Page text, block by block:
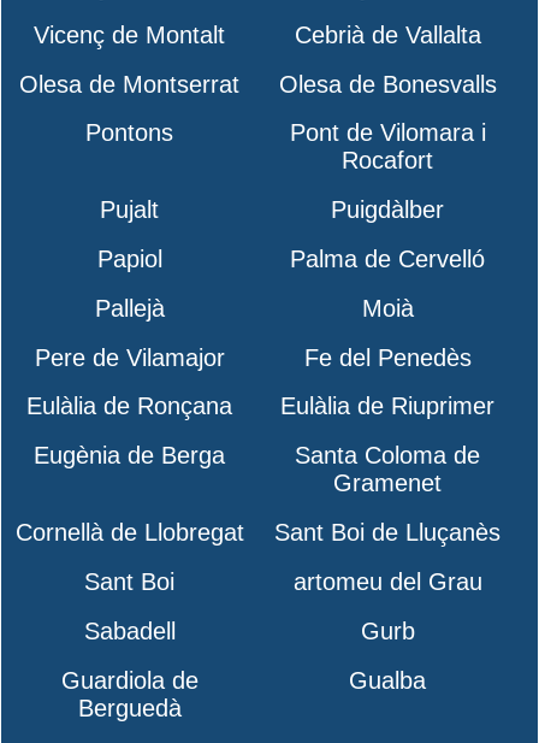
Vicenç de Montalt
Cebrià de Vallalta
Olesa de Montserrat
Olesa de Bonesvalls
Pontons
Pont de Vilomara i
Rocafort
Pujalt
Puigdàlber
Papiol
Palma de Cervelló
Pallejà
Moià
Pere de Vilamajor
Fe del Penedès
Eulàlia de Ronçana
Eulàlia de Riuprimer
Eugènia de Berga
Santa Coloma de
Gramenet
Cornellà de Llobregat
Sant Boi de Lluçanès
Sant Boi
artomeu del Grau
Sabadell
Gurb
Guardiola de
Berguedà
Gualba